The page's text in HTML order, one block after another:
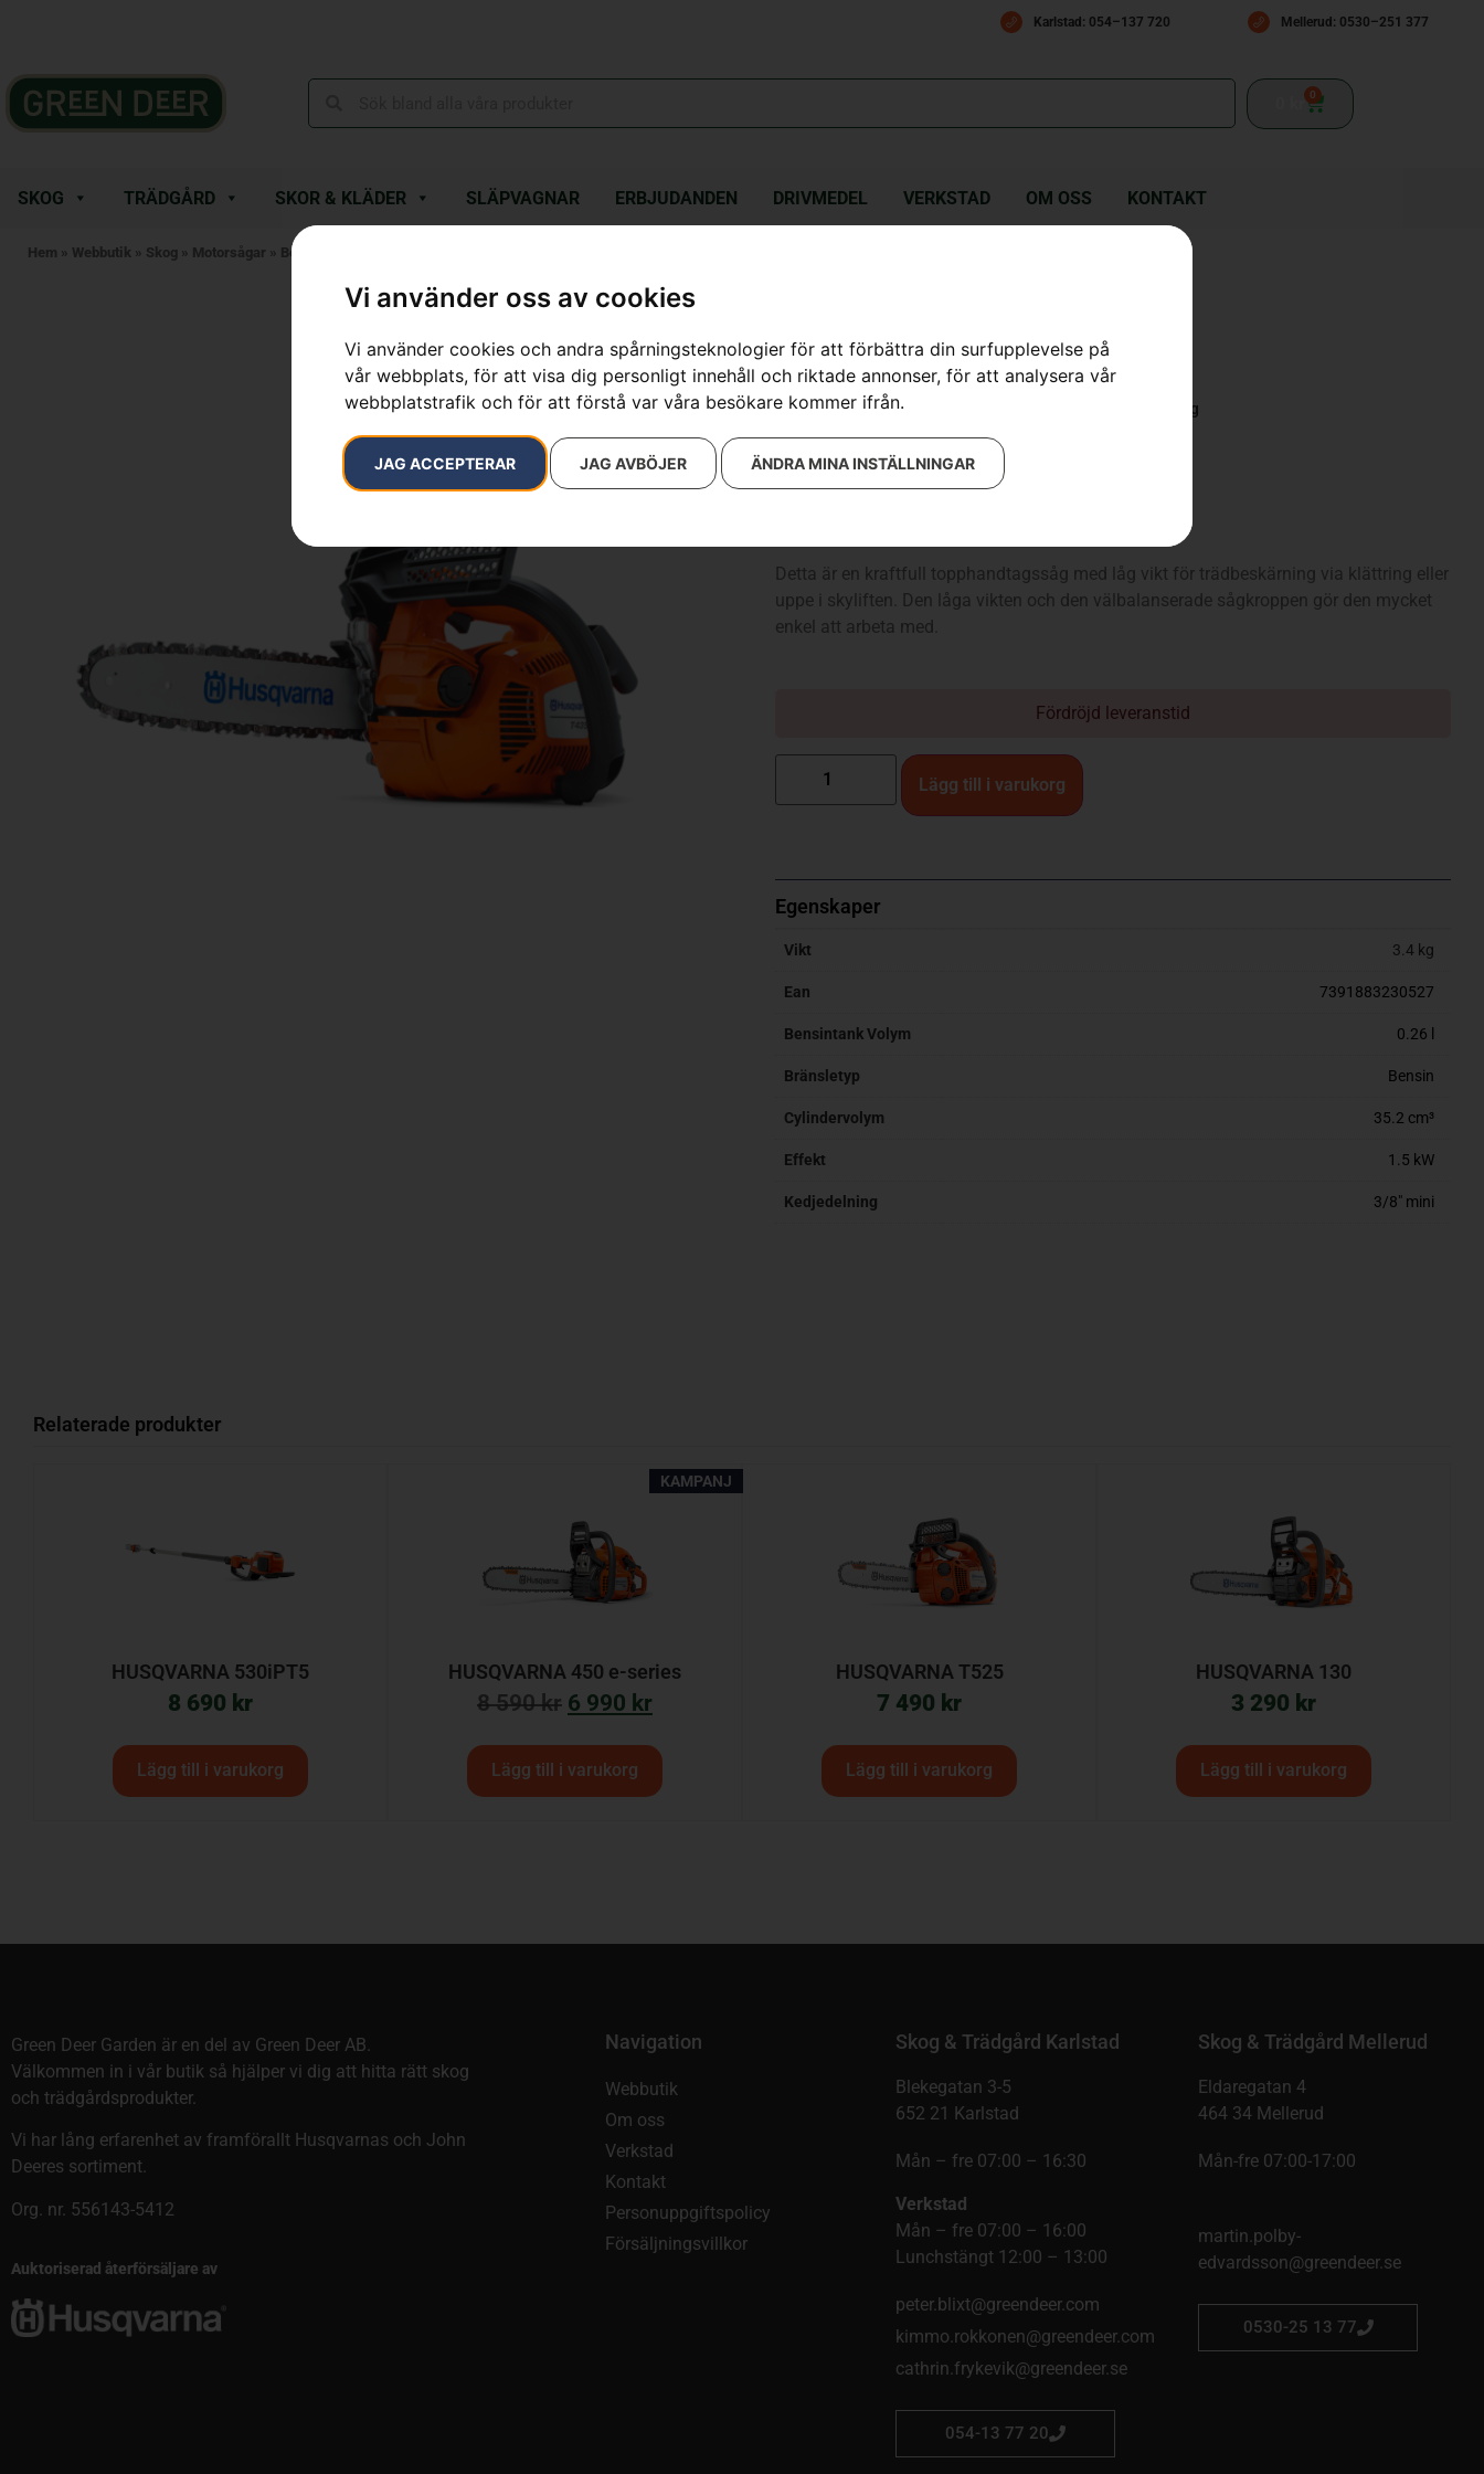
Vi använder oss av cookies
Vi använder cookies och andra spårningsteknologier för att förbättra din surfupplevelse på
vår webbplats, för att visa dig personligt innehåll och riktade annonser, för att analysera vår
webbplatstrafik och för att förstå var våra besökare kommer ifrån.
JAG ACCEPTERAR JAG AVBÖJER ÄNDRA MINA INSTÄLLNINGAR
Karlstad: 054–137 720 Mellerud: 0530–251 377
kr 0
SKOG TRÄDGÅRD SKOR & KLÄDER SLÄPVAGNAR ERBJUDANDEN DRIVMEDEL VERKSTAD OM OSS KONTAKT
Hem » Webbutik » Skog » Motorsågar » Bensindrivna Motorsågar
HUSQVARNA T435
Artikelnummer: 966997212
Kategorier:
Bensindrivna Motorsågar Skog
6 990kr
Detta är en kraftfull topphandtagssåg med låg vikt för trädbeskärning via klättring eller
uppe i skyliften. Den låga vikten och den välbalanserade sågkroppen gör den mycket
enkel att arbeta med.
Fördröjd leveranstid
Lägg till i varukorg
Egenskaper
Vikt 3.4 kg
Ean 7391883230527
Bensintank Volym 0.26 l
Bränsletyp Bensin
Cylindervolym 35.2 cm³
Effekt 1.5 kW
Kedjedelning 3/8" mini
Relaterade produkter
HUSQVARNA 530iPT5
8 690 kr
Lägg till i varukorg
KAMPANJ
HUSQVARNA 450 e-series
8 590kr 6 990 kr
Lägg till i varukorg
HUSQVARNA T525
7 490 kr
Lägg till i varukorg
HUSQVARNA 130
3 290 kr
Lägg till i varukorg
Green Deer Garden är en del av Green Deer AB.
Välkommen in i vår butik så hjälper vi dig att hitta rätt skog
och trädgårdsprodukter.
Vi har lång erfarenhet av framförallt Husqvarnas och John
Deeres sortiment.
Org. nr. 556143-5412
Auktoriserad återförsäljare av
Navigation
Webbutik
Om oss
Verkstad
Kontakt
Personuppgiftspolicy
Försäljningsvillkor
Skog & Trädgård Karlstad
Blekegatan 3-5
652 21 Karlstad
Mån – fre 07:00 – 16:30
Verkstad
Mån – fre 07:00 – 16:00
Lunchstängt 12:00 – 13:00
peter.blixt@greendeer.com
kimmo.rokkonen@greendeer.com
cathrin.frykevik@greendeer.se
054-13 77 20
Skog & Trädgård Mellerud
Eldaregatan 4
464 34 Mellerud
Mån-fre 07:00-17:00
martin.polby-
edvardsson@greendeer.se
0530-25 13 77